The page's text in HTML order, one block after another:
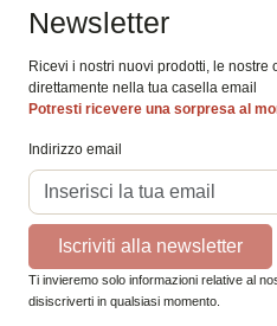
Newsletter
Ricevi i nostri nuovi prodotti, le nostre
direttamente nella tua casella email
Potresti ricevere una sorpresa al
Indirizzo email
Iscriviti alla newsletter
Ti invieremo solo informazioni relative al
disiscriverti in qualsiasi momento.